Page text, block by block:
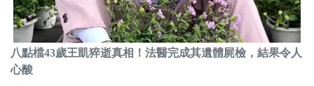
八點檔43歲王凱猝逝真相！法醫完成其遺體屍檢，結果令人
心酸